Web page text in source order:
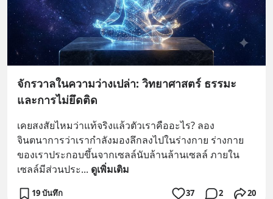
จักรวาลในความว่างเปล่า: วิทยาศาสตร์ ธรรมะ
และการไม่ยึดติด
เคยสงสัยไหมว่าแท้จริงแล้วตัวเราคืออะไร? ลอง
จินตนาการว่าเรากำลังมองลึกลงไปในร่างกาย ร่างกาย
ของเราประกอบขึ้นจากเซลล์นับล้านล้านเซลล์ ภายใน
เซลล์มีส่วนประ... ดูเพิ่มเติม
19 บันทึก 37 2 20